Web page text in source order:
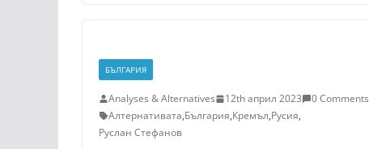
БЪЛГАРИЯ
Analyses & Alternatives 12th април 2023
0 Comments
Алтернативата,България,Кремъл,Русия,
Руслан Стефанов